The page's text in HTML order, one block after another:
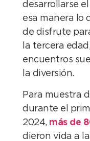
desarrollarse
esa manera lo
de disfrute
la tercera
encuentros
la diversión.
Para muestra
durante el
2024, más de
dieron vida a